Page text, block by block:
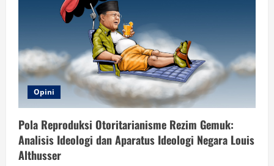
Opini
Pola Reproduksi Otoritarianisme Rezim Gemuk:
Analisis Ideologi dan Aparatus Ideologi Negara Louis
Althusser